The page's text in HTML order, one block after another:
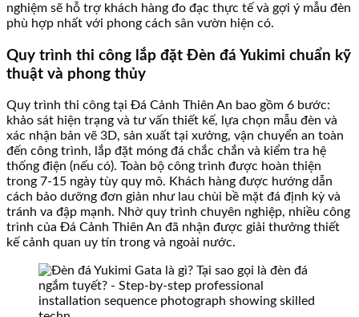
nghiệm sẽ hỗ trợ khách hàng đo đạc thực tế và gợi ý mẫu đèn
phù hợp nhất với phong cách sân vườn hiện có.
Quy trình thi công lắp đặt Đèn đá Yukimi chuẩn kỹ
thuật và phong thủy
Quy trình thi công tại Đá Cảnh Thiên An bao gồm 6 bước:
khảo sát hiện trạng và tư vấn thiết kế, lựa chọn mẫu đèn và
xác nhận bản vẽ 3D, sản xuất tại xưởng, vận chuyển an toàn
đến công trình, lắp đặt móng đá chắc chắn và kiểm tra hệ
thống điện (nếu có). Toàn bộ công trình được hoàn thiện
trong 7-15 ngày tùy quy mô. Khách hàng được hướng dẫn
cách bảo dưỡng đơn giản như lau chùi bề mặt đá định kỳ và
tránh va đập mạnh. Nhờ quy trình chuyên nghiệp, nhiều công
trình của Đá Cảnh Thiên An đã nhận được giải thưởng thiết
kế cảnh quan uy tín trong và ngoài nước.